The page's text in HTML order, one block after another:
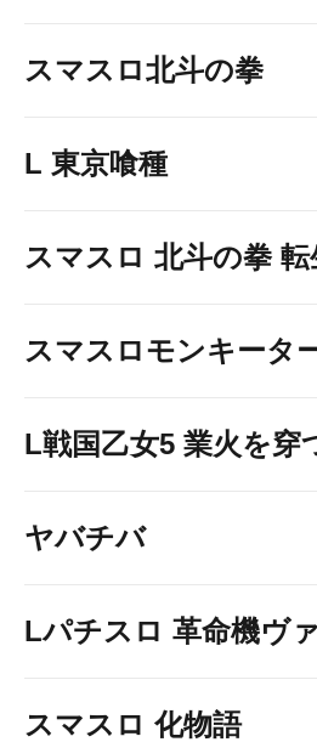
スマスロ北斗の拳
L 東京喰種
スマスロ 北斗の拳 転
スマスロモンキータ
L戦国乙女5 業火を穿
ヤバチバ
Lパチスロ 革命機ヴ
スマスロ 化物語